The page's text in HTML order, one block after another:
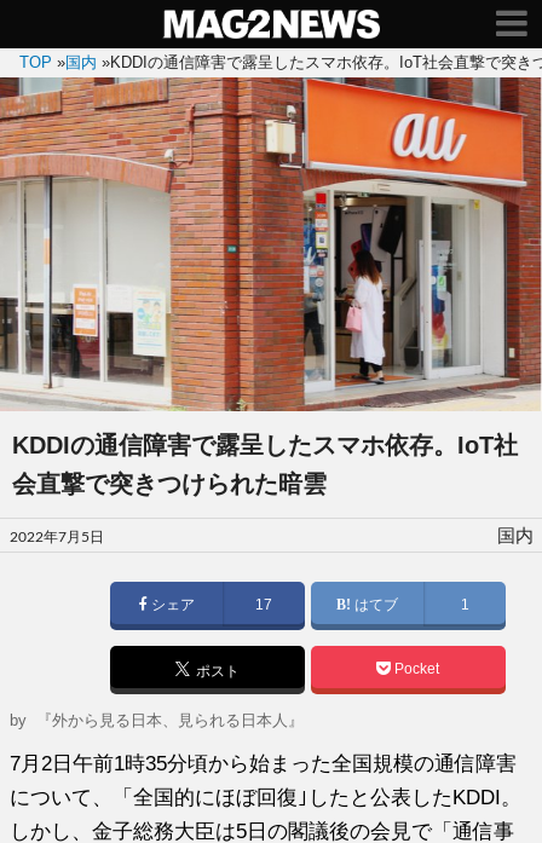
TOP »国内 »KDDIの通信障害で露呈したスマホ依存。IoT社会直撃で突き
KDDIの通信障害で露呈したスマホ依存。IoT社
会直撃で突きつけられた暗雲
投
稿
2022年7月5日 国内
シェア 17 はてブ 1
ポスト Pocket
by 『外から見る日本、見られる日本人』
7月2日午前1時35分頃から始まった全国規模の通信障害
について、「全国的にほぼ回復｣したと公表したKDDI。
しかし、金子総務大臣は5日の閣議後の会見で「通信事